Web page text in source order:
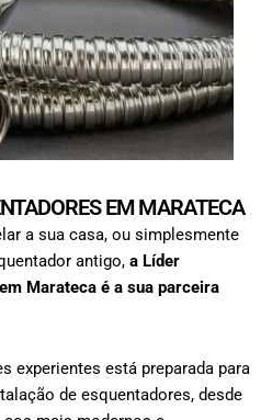
EM MARATECA
a sua casa, ou simplesmente
antigo, a Líder
Marateca é a sua parceira
experientes está preparada para
de esquentadores, desde